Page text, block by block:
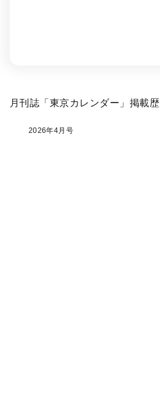
月刊誌「東京カレンダー」掲載歴
2026年4月号